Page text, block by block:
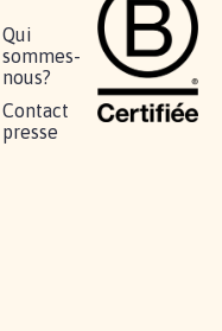
Qui
sommes-
nous?
Contact
presse